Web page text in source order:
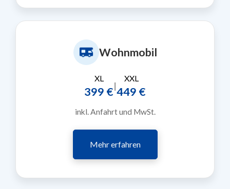
Wohnmobil
XL
399 €|
XXL
449 €
inkl. Anfahrt und MwSt.
Mehr erfahren